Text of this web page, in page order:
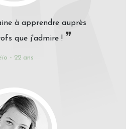
à apprendre auprès
que j'admire ! ❞
- 22 ans